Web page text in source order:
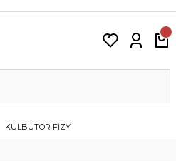
KÜLBÜTÖR FİZY